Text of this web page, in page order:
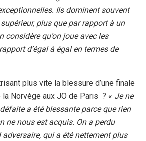
Ils dominent souvent
plus que par rapport à un
considère qu’on joue avec les
d’égal à égal en termes de
plus vite la blessure d’une finale
Norvège aux JO de Paris ? « Je ne
a été blessante parce que rien
ne nous est acquis. On a perdu
qui a été nettement plus